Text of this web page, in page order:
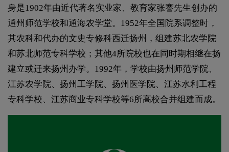
身是1902年由近代著名实业家、教育家张謇先生创办的
通州师范学校和通海农学堂。1952年全国院系调整时，
其农科和代办的文史专修科西迁扬州，组建苏北农学院
和苏北师范专科学校；其他4所院校也在同时期相继在扬
建立或迁来扬州办学。1992年，学校由扬州师范学院、
江苏农学院、扬州工学院、扬州医学院、江苏水利工程
专科学校、江苏商业专科学校等6所高校合并组建而成。